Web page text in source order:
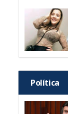
Política